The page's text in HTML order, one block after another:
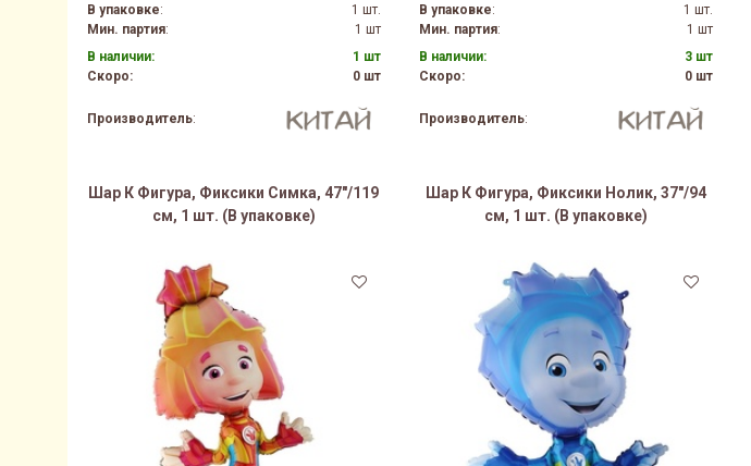
В упаковке:
1 шт.
Мин. партия:
1 шт
В наличии:
1 шт
Скоро:
0 шт
Производитель:
В упаковке:
1 шт.
Мин. партия:
1 шт
В наличии:
3 шт
Скоро:
0 шт
Производитель:
Шар К Фигура, Фиксики Симка, 47"/119
см, 1 шт. (В упаковке)
Шар К Фигура, Фиксики Нолик, 37"/94
см, 1 шт. (В упаковке)